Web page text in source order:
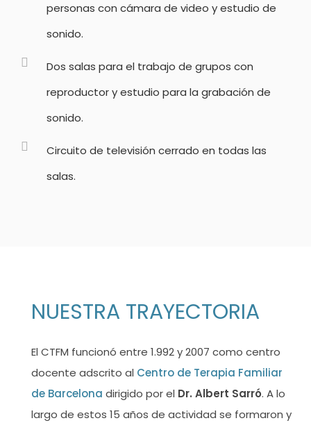
personas con cámara de video y estudio de
sonido.
Dos salas para el trabajo de grupos con
reproductor y estudio para la grabación de
sonido.
Circuito de televisión cerrado en todas las
salas.
NUESTRA TRAYECTORIA
El CTFM funcionó entre 1.992 y 2007 como centro
docente adscrito al Centro de Terapia Familiar
de Barcelona dirigido por el Dr. Albert Sarró. A lo
largo de estos 15 años de actividad se formaron y